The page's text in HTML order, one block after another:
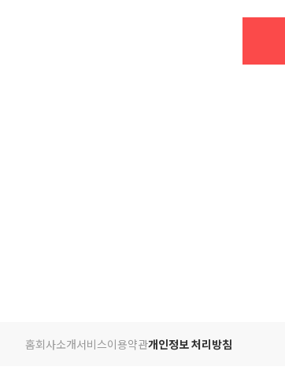
홈회사소개서비스이용약관개인정보 처리방침